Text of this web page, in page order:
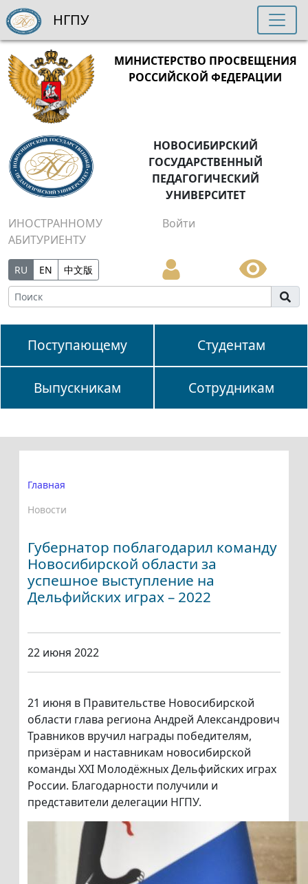
МИНИСТЕРСТВО ПРОСВЕЩЕНИЯ
РОССИЙСКОЙ ФЕДЕРАЦИИ
НОВОСИБИРСКИЙ
ГОСУДАРСТВЕННЫЙ
ПЕДАГОГИЧЕСКИЙ
УНИВЕРСИТЕТ
ИНОСТРАННОМУ
АБИТУРИЕНТУ
Войти
RU EN 中文版
Поступающему Студентам
Выпускникам Сотрудникам
НГПУ
Главная
Новости
Губернатор поблагодарил команду
Новосибирской области за
успешное выступление на
Дельфийских играх – 2022
22 июня 2022
21 июня в Правительстве Новосибирской
области глава региона Андрей Александрович
Травников вручил награды победителям,
призёрам и наставникам новосибирской
команды XXI Молодёжных Дельфийских играх
России. Благодарности получили и
представители делегации НГПУ.